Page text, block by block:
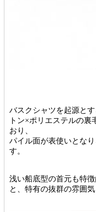
バスクシャツを起源と
トン×ポリエステルの
おり、
パイル面が表使いとな
す。
浅い船底型の首元も特
と、特有の抜群の雰囲